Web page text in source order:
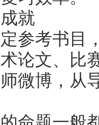
就
考书目，
论文、比
微博，从